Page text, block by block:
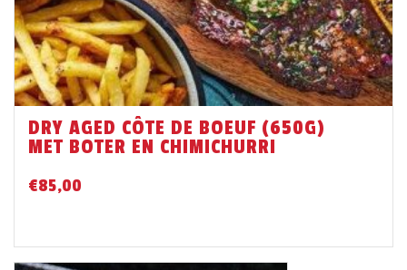
DRY AGED CÔTE DE BOEUF (650G)
MET BOTER EN CHIMICHURRI
€85,00